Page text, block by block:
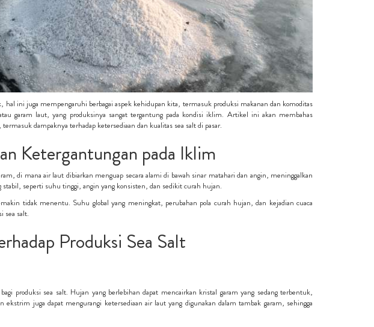
ini juga mempengaruhi berbagai aspek kehidupan kita, termasuk produksi makanan dan komoditas
garam laut, yang produksinya sangat tergantung pada kondisi iklim. Artikel ini akan membahas
dampaknya terhadap ketersediaan dan kualitas sea salt di pasar.
Ketergantungan pada Iklim
di mana air laut dibiarkan menguap secara alami di bawah sinar matahari dan angin, meninggalkan
stabil, seperti suhu tinggi, angin yang konsisten, dan sedikit curah hujan.
tidak menentu. Suhu global yang meningkat, perubahan pola curah hujan, dan kejadian cuaca
sea salt.
Produksi Sea Salt
produksi sea salt. Hujan yang berlebihan dapat mencairkan kristal garam yang sedang terbentuk,
juga dapat mengurangi ketersediaan air laut yang digunakan dalam tambak garam, sehingga